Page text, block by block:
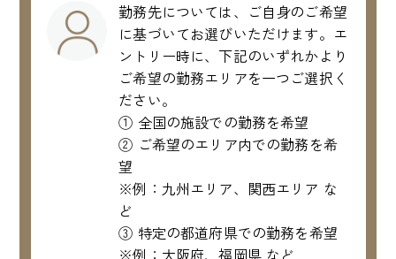
勤務先については、ご自身のご希望
に基づいてお選びいただけます。エ
ントリー時に、下記のいずれかより
ご希望の勤務エリアを一つご選択く
ださい。
① 全国の施設での勤務を希望
② ご希望のエリア内での勤務を希
望
※例：九州エリア、関西エリア な
ど
③ 特定の都道府県での勤務を希望